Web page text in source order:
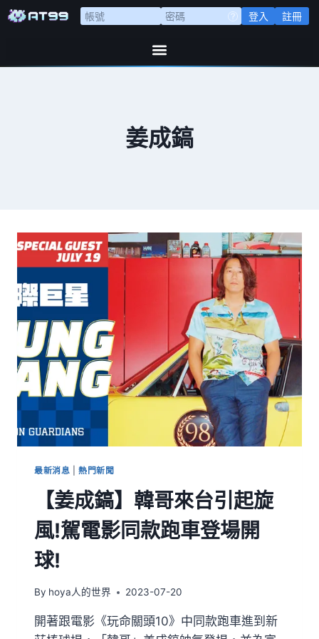
登入 註冊
姜成鎬
最新消息 |熱門新聞
【姜成鎬】韓哥來台引起旋
風!駕電影同款跑車登場開
球!
By hoya人的世界 2023-07-20
開著跟電影《玩命關頭10》中同款跑車進到新